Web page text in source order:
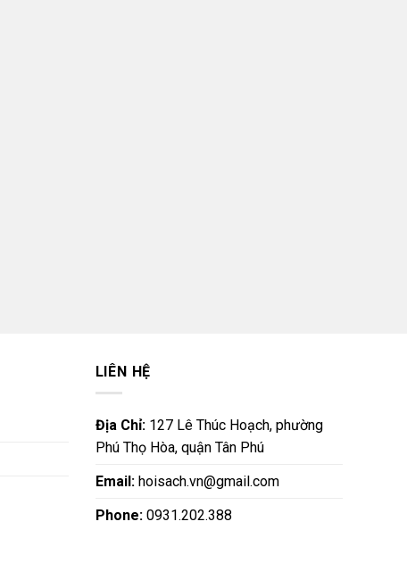
LIÊN HỆ
Địa Chỉ: 127 Lê Thúc Hoạch, phường
Phú Thọ Hòa, quận Tân Phú
Email: hoisach.vn@gmail.com
Phone: 0931.202.388